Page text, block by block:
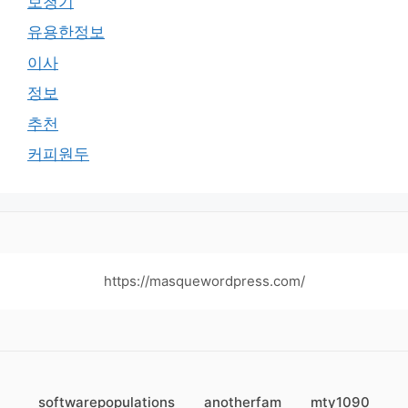
유용한정보
이사
정보
추천
커피원두
https://masquewordpress.com/
softwarepopulations anotherfam mty1090